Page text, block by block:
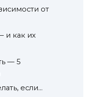
от
и как их
— 5
если…